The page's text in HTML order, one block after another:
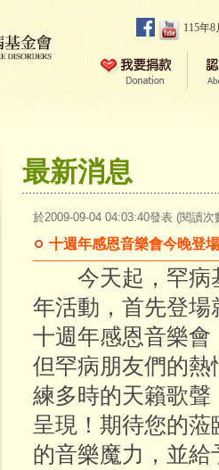
115年
最新消息
於2009-09-04 04:03:40發表 (閱讀次
十週年感恩音樂會今晚登
今天起，罕病
年活動，首先登場
十週年感恩音樂
但罕病朋友們的
練多時的天籟歌
呈現！期待您的
的音樂魔力，並